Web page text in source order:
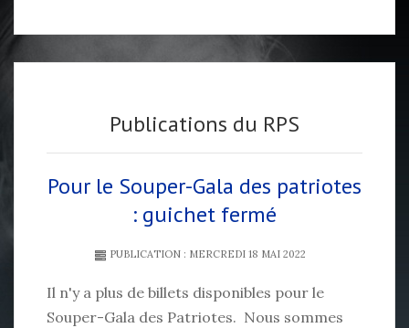
Publications du RPS
Pour le Souper-Gala des patriotes
: guichet fermé
PUBLICATION : MERCREDI 18 MAI 2022
Il n'y a plus de billets disponibles pour le
Souper-Gala des Patriotes. Nous sommes